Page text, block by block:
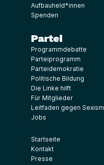
Aufbauheld*innen
Spenden
Partei
Programmdebatte
Parteiprogramm
Parteidemokratie
Politische Bildung
Die Linke hilft
Für Mitglieder
Leitfaden gegen
Jobs
Startseite
Kontakt
Presse